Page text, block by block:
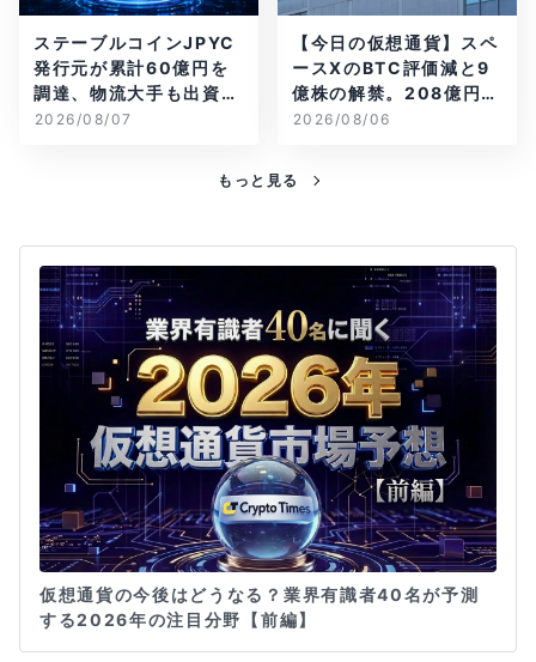
ステーブルコインJPYC
発行元が累計60億円を
調達、物流大手も出資参
画
2026/08/07
【今日の仮想通貨】スペ
ースXのBTC評価減と9
億株の解禁。208億円相
当のBTCが盗難
2026/08/06
もっと見る
仮想通貨の今後はどうなる？業界有識者40名が予測
する2026年の注目分野【前編】